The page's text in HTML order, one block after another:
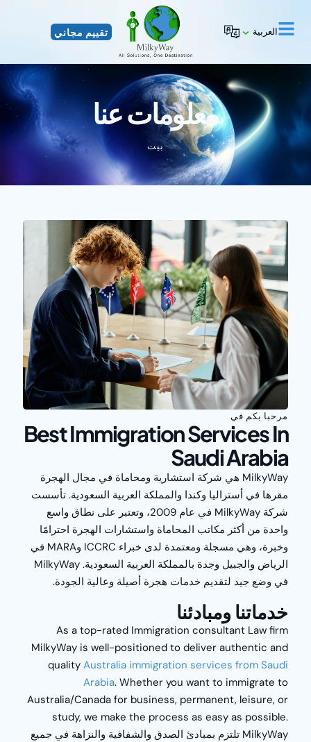
العربية تقييم مجاني
معلومات عنا
بيت
مرحبا بكم في
Best Immigration Services In
Saudi Arabia
MilkyWay هي شركة استشارية ومحاماة في مجال الهجرة
مقرها في أستراليا وكندا والمملكة العربية السعودية. تأسست
شركة MilkyWay في عام 2009، وتعتبر على نطاق واسع
واحدة من أكثر مكاتب المحاماة واستشارات الهجرة احترامًا
وخبرة، وهي مسجلة ومعتمدة لدى خبراء ICCRC وMARA في
الرياض والجبيل وجدة بالمملكة العربية السعودية. MilkyWay
في وضع جيد لتقديم خدمات هجرة أصيلة وعالية الجودة.
خدماتنا ومبادئنا
As a top-rated Immigration consultant Law firm
MilkyWay is well-positioned to deliver authentic and
qualityAustralia immigration services from Saudi
Arabia. Whether you want to immigrate to
Australia/Canada for business, permanent, leisure, or
study, we make the process as easy as possible.
MilkyWay تلتزم بمبادئ الصدق والشفافية والنزاهة في جميع